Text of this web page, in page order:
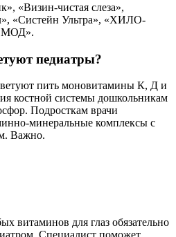
«Визин-чистая слеза»,
«Систейн Ультра», «ХИЛО-
педиатры?
пить моновитамины К, Д и
костной системы дошкольникам
Подросткам врачи
минеральные комплексы с
Важно.
витаминов для глаз обязательно
Специалист поможет